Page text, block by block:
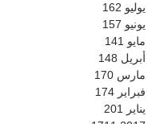
يوليو 162
يونيو 157
مايو 141
أبريل 148
مارس 170
فبراير 174
يناير 201